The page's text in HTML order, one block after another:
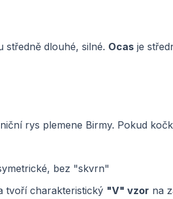
středně dlouhé, silné. Ocas je
rys plemene Birmy. Pokud
bez "skvrn"
tvoří charakteristický "V" vzor na